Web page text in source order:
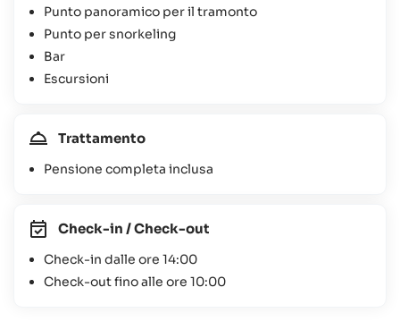
Punto panoramico per il tramonto
Punto per snorkeling
Bar
Escursioni
Trattamento
Pensione completa inclusa
Check-in / Check-out
Check-in dalle ore 14:00
Check-out fino alle ore 10:00